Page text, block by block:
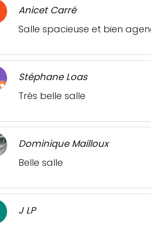
Anicet Carré
Salle spacieuse et bien
Stéphane Loas
Très belle salle
Dominique Mailloux
Belle salle
J LP